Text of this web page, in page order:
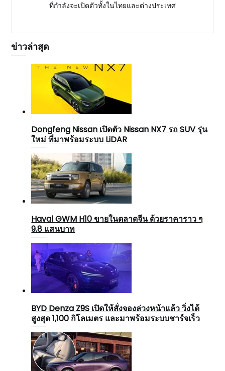
ที่กำลังจะเปิดตัวทั้งในไทยและต่างประเทศ
ข่าวล่าสุด
Dongfeng Nissan เปิดตัว Nissan NX7 รถ SUV รุ่น
ใหม่ ที่มาพร้อมระบบ LiDAR
Haval GWM H10 ขายในตลาดจีน ด้วยราคาราว ๆ
9.8 แสนบาท
BYD Denza Z9S เปิดให้สั่งจองล่วงหน้าแล้ว วิ่งได้
สูงสุด 1,100 กิโลเมตร และมาพร้อมระบบชาร์จเร็ว